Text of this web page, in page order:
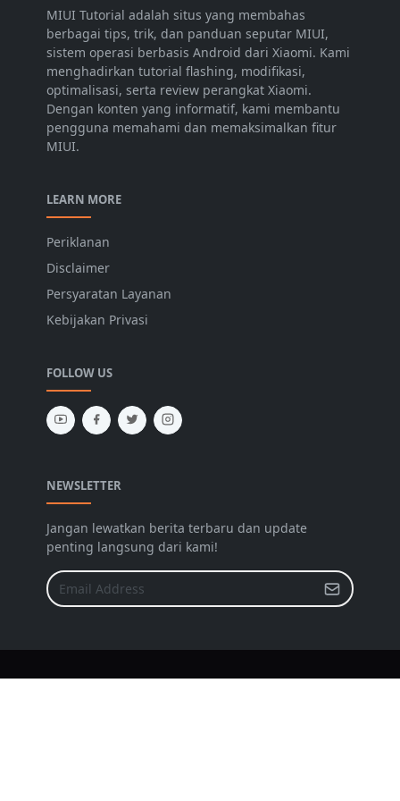
MIUI Tutorial adalah situs yang membahas
berbagai tips, trik, dan panduan seputar MIUI,
sistem operasi berbasis Android dari Xiaomi. Kami
menghadirkan tutorial flashing, modifikasi,
optimalisasi, serta review perangkat Xiaomi.
Dengan konten yang informatif, kami membantu
pengguna memahami dan memaksimalkan fitur
MIUI.
LEARN MORE
Periklanan
Disclaimer
Persyaratan Layanan
Kebijakan Privasi
FOLLOW US
NEWSLETTER
Jangan lewatkan berita terbaru dan update
penting langsung dari kami!